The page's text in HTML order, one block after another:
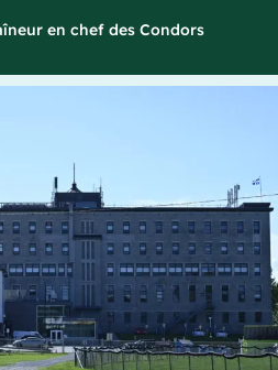
en chef des Condors